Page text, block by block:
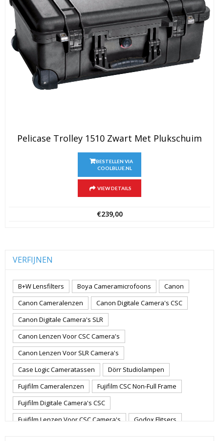
Pelicase Trolley 1510 Zwart Met Plukschuim
BESTELLEN VIA
COOLBLUE.NL
VIEW DETAILS
€239,00
VERFIJNEN
B+W Lensfilters Boya Cameramicrofoons
Canon
Canon Cameralenzen
Canon Digitale Camera's CSC
Canon Digitale Camera's SLR
Canon Lenzen Voor CSC Camera's
Canon Lenzen Voor SLR Camera's
Case Logic Cameratassen
Dörr Studiolampen
Fujifilm Cameralenzen
Fujifilm CSC Non-Full Frame
Fujifilm Digitale Camera's CSC
Fujifilm Lenzen Voor CSC Camera's
Godox Flitsers